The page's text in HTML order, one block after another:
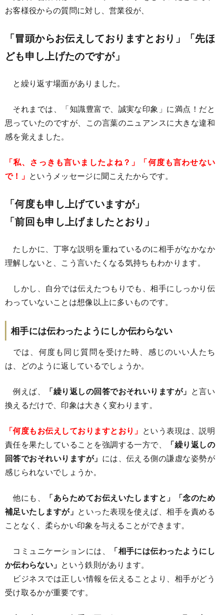
お客様役からの質問に対し、営業役が、
「冒頭からお伝えしておりますとおり」「先ほ
ども申し上げたのですが」
と繰り返す場面がありました。
それまでは、「知識豊富で、誠実な印象」に満点！だと
思っていたのですが、この言葉のニュアンスに大きな違和
感を覚えました。
「私、さっきも言いましたよね？」「何度も言わせない
で！」 というメッセージに聞こえたからです。
「何度も申し上げていますが」
「前回も申し上げましたとおり」
たしかに、丁寧な説明を重ねているのに相手がなかなか
理解しないと、こう言いたくなる気持ちもわかります。
しかし、自分では伝えたつもりでも、相手にしっかり伝
わっていないことは想像以上に多いものです。
相手には伝わったようにしか伝わらない
では、何度も同じ質問を受けた時、感じのいい人たち
は、どのように返しているでしょうか。
例えば、 「繰り返しの回答でおそれいりますが」 と言い
換えるだけで、印象は大きく変わります。
「何度もお伝えしておりますとおり」 という表現は、説明
責任を果たしていることを強調する一方で、
「繰り返しの
回答でおそれいりますが」 には、伝える側の謙虚な姿勢が
感じられないでしょうか。
他にも、
「あらためてお伝えいたしますと」「念のため
補足いたしますが」 といった表現を使えば、相手を責める
ことなく、柔らかい印象を与えることができます。
コミュニケーションには、
「相手には伝わったようにし
か伝わらない」 という鉄則があります。
ビジネスでは正しい情報を伝えることより、相手がどう
受け取るかが重要です。